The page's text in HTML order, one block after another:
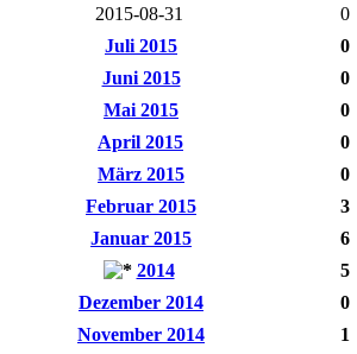
2015-08-31
0
Juli 2015
0
Juni 2015
0
Mai 2015
0
April 2015
0
März 2015
0
Februar 2015
3
Januar 2015
6
2014
5
Dezember 2014
0
November 2014
1